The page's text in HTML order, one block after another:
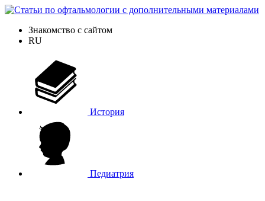
Знакомство с сайтом
RU
История
Педиатрия